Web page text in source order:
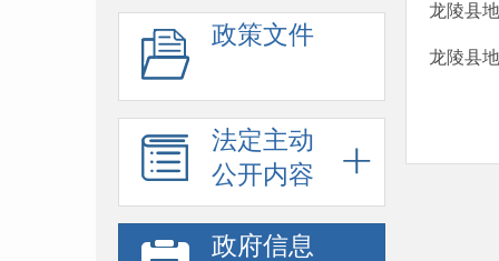
政策文件
法定主动
公开内容
政府信息
龙陵县
龙陵县